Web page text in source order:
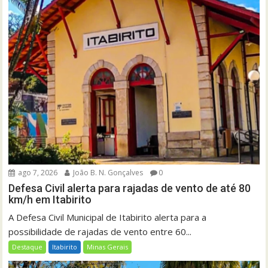
ago 7, 2026 João B. N. Gonçalves 0
Defesa Civil alerta para rajadas de vento de até 80
km/h em Itabirito
A Defesa Civil Municipal de Itabirito alerta para a
possibilidade de rajadas de vento entre 60...
Destaque Itabirito Minas Gerais